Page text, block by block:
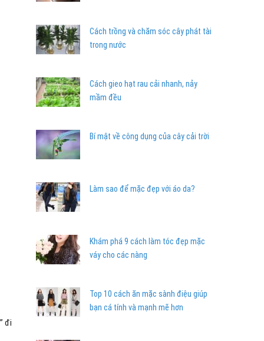
đi
Cách trồng và chăm sóc cây phát tài
trong nước
Cách gieo hạt rau cải nhanh, nảy
mầm đều
Bí mật về công dụng của cây cải trời
Làm sao để mặc đẹp với áo da?
Khám phá 9 cách làm tóc đẹp mặc
váy cho các nàng
Top 10 cách ăn mặc sành điệu giúp
bạn cá tính và mạnh mẽ hơn